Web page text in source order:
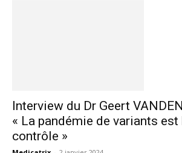
Interview du Dr Geert
« La pandémie de variants est
contrôle »